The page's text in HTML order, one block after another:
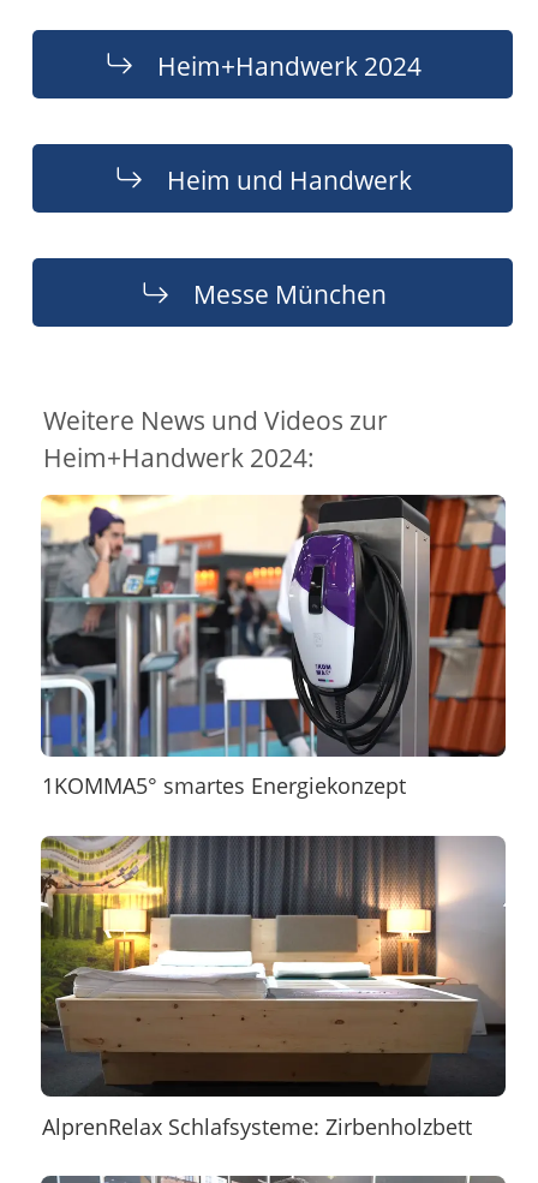
Heim+Handwerk 2024
Heim und Handwerk
Messe München
Weitere News und Videos zur
Heim+Handwerk 2024:
1KOMMA5° smartes Energiekonzept
AlprenRelax Schlafsysteme: Zirbenholzbett